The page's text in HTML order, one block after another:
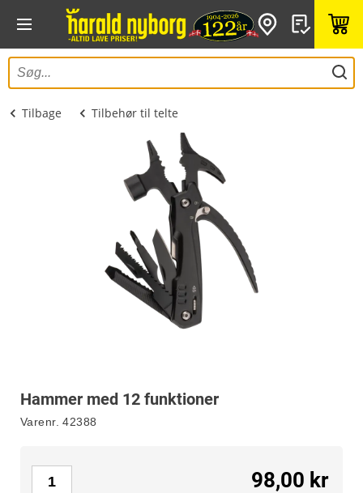
Tilbage Tilbehør til telte
Hammer med 12 funktioner
Varenr. 42388
98,00 kr